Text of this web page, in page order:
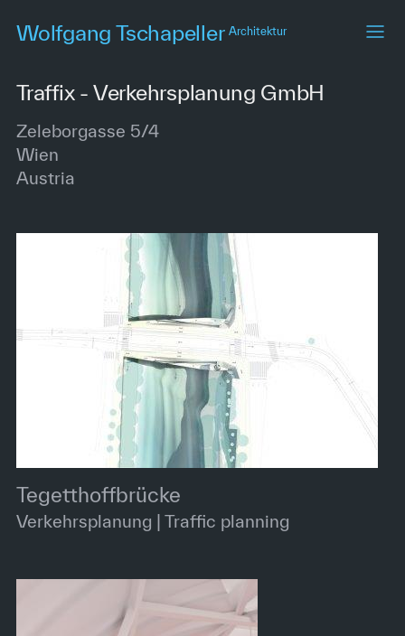
content
Wolfgang TschapellerArchitektur
Traffix - Verkehrsplanung GmbH
Zeleborgasse 5/4
Wien
Austria
Tegetthoffbrücke
Verkehrsplanung | Traffic planning